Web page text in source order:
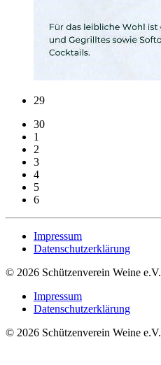
29
30
1
2
3
4
5
6
Impressum
Datenschutzerklärung
© 2026 Schützenverein Weine e.V.
Impressum
Datenschutzerklärung
© 2026 Schützenverein Weine e.V.